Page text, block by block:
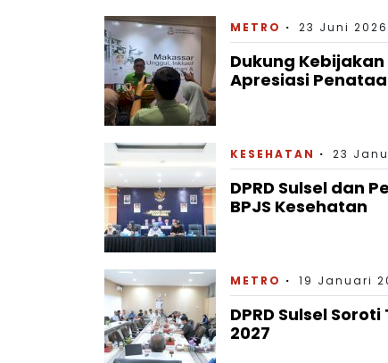
METRO 23 Juni 2026
Dukung
Apresiasi
KESEHATAN 23
DPRD Sulsel dan
BPJS Kesehatan
METRO 19 Januari
DPRD Sulsel
2027